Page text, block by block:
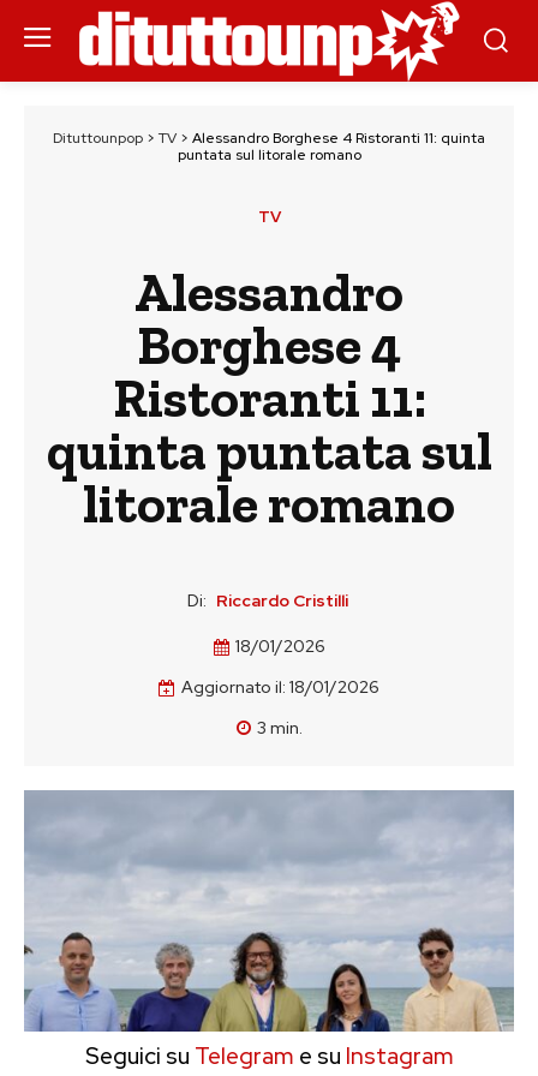
Dituttounpop > TV > Alessandro Borghese 4 Ristoranti 11: quinta
puntata sul litorale romano
TV
Alessandro
Borghese 4
Ristoranti 11:
quinta puntata sul
litorale romano
Di: Riccardo Cristilli
18/01/2026
Aggiornato il: 18/01/2026
3 min.
Seguici su Telegram e su Instagram